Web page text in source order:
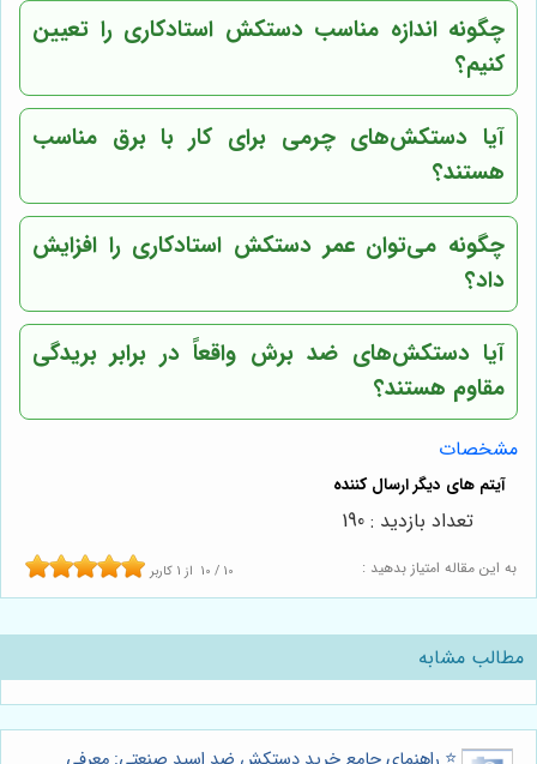
چگونه اندازه مناسب دستکش استادکاری را تعیین
کنیم؟
آیا دستکش‌های چرمی برای کار با برق مناسب
هستند؟
چگونه می‌توان عمر دستکش استادکاری را افزایش
داد؟
آیا دستکش‌های ضد برش واقعاً در برابر بریدگی
مقاوم هستند؟
مشخصات
به این مقاله امتیاز بدهید : 10 / 10 از 1 کاربر
تعداد بازدید : 190
مطالب مشابه